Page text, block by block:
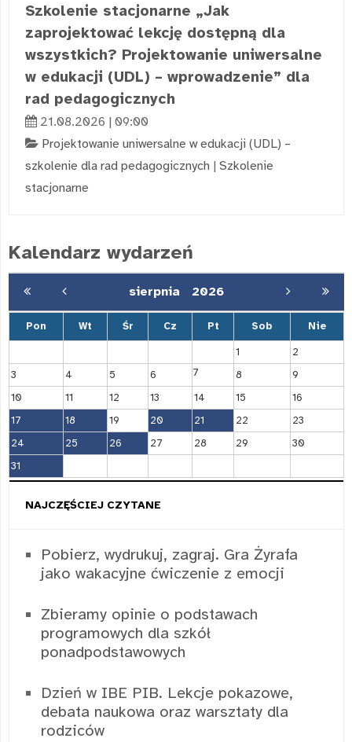
Szkolenie stacjonarne „Jak
zaprojektować lekcję dostępną dla
wszystkich? Projektowanie uniwersalne
w edukacji (UDL) – wprowadzenie” dla
rad pedagogicznych
21.08.2026 | 09:00
Projektowanie uniwersalne w edukacji (UDL) –
szkolenie dla rad pedagogicznych | Szkolenie
stacjonarne
Kalendarz wydarzeń
sierpnia 2026
Pon Wt Śr Cz Pt Sob Nie
1
2
3
4 5 6 7 8
9
10
11 12 13 14 15
16
17
18 19 20 21 22
23
24
25 26 27 28 29
30
31
NAJCZĘŚCIEJ CZYTANE
Pobierz, wydrukuj, zagraj. Gra Żyrafa
jako wakacyjne ćwiczenie z emocji
Zbieramy opinie o podstawach
programowych dla szkół
ponadpodstawowych
Dzień w IBE PIB. Lekcje pokazowe,
debata naukowa oraz warsztaty dla
rodziców